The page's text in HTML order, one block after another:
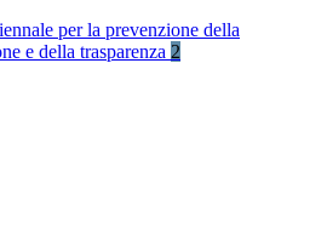
per la prevenzione della
e della trasparenza 2